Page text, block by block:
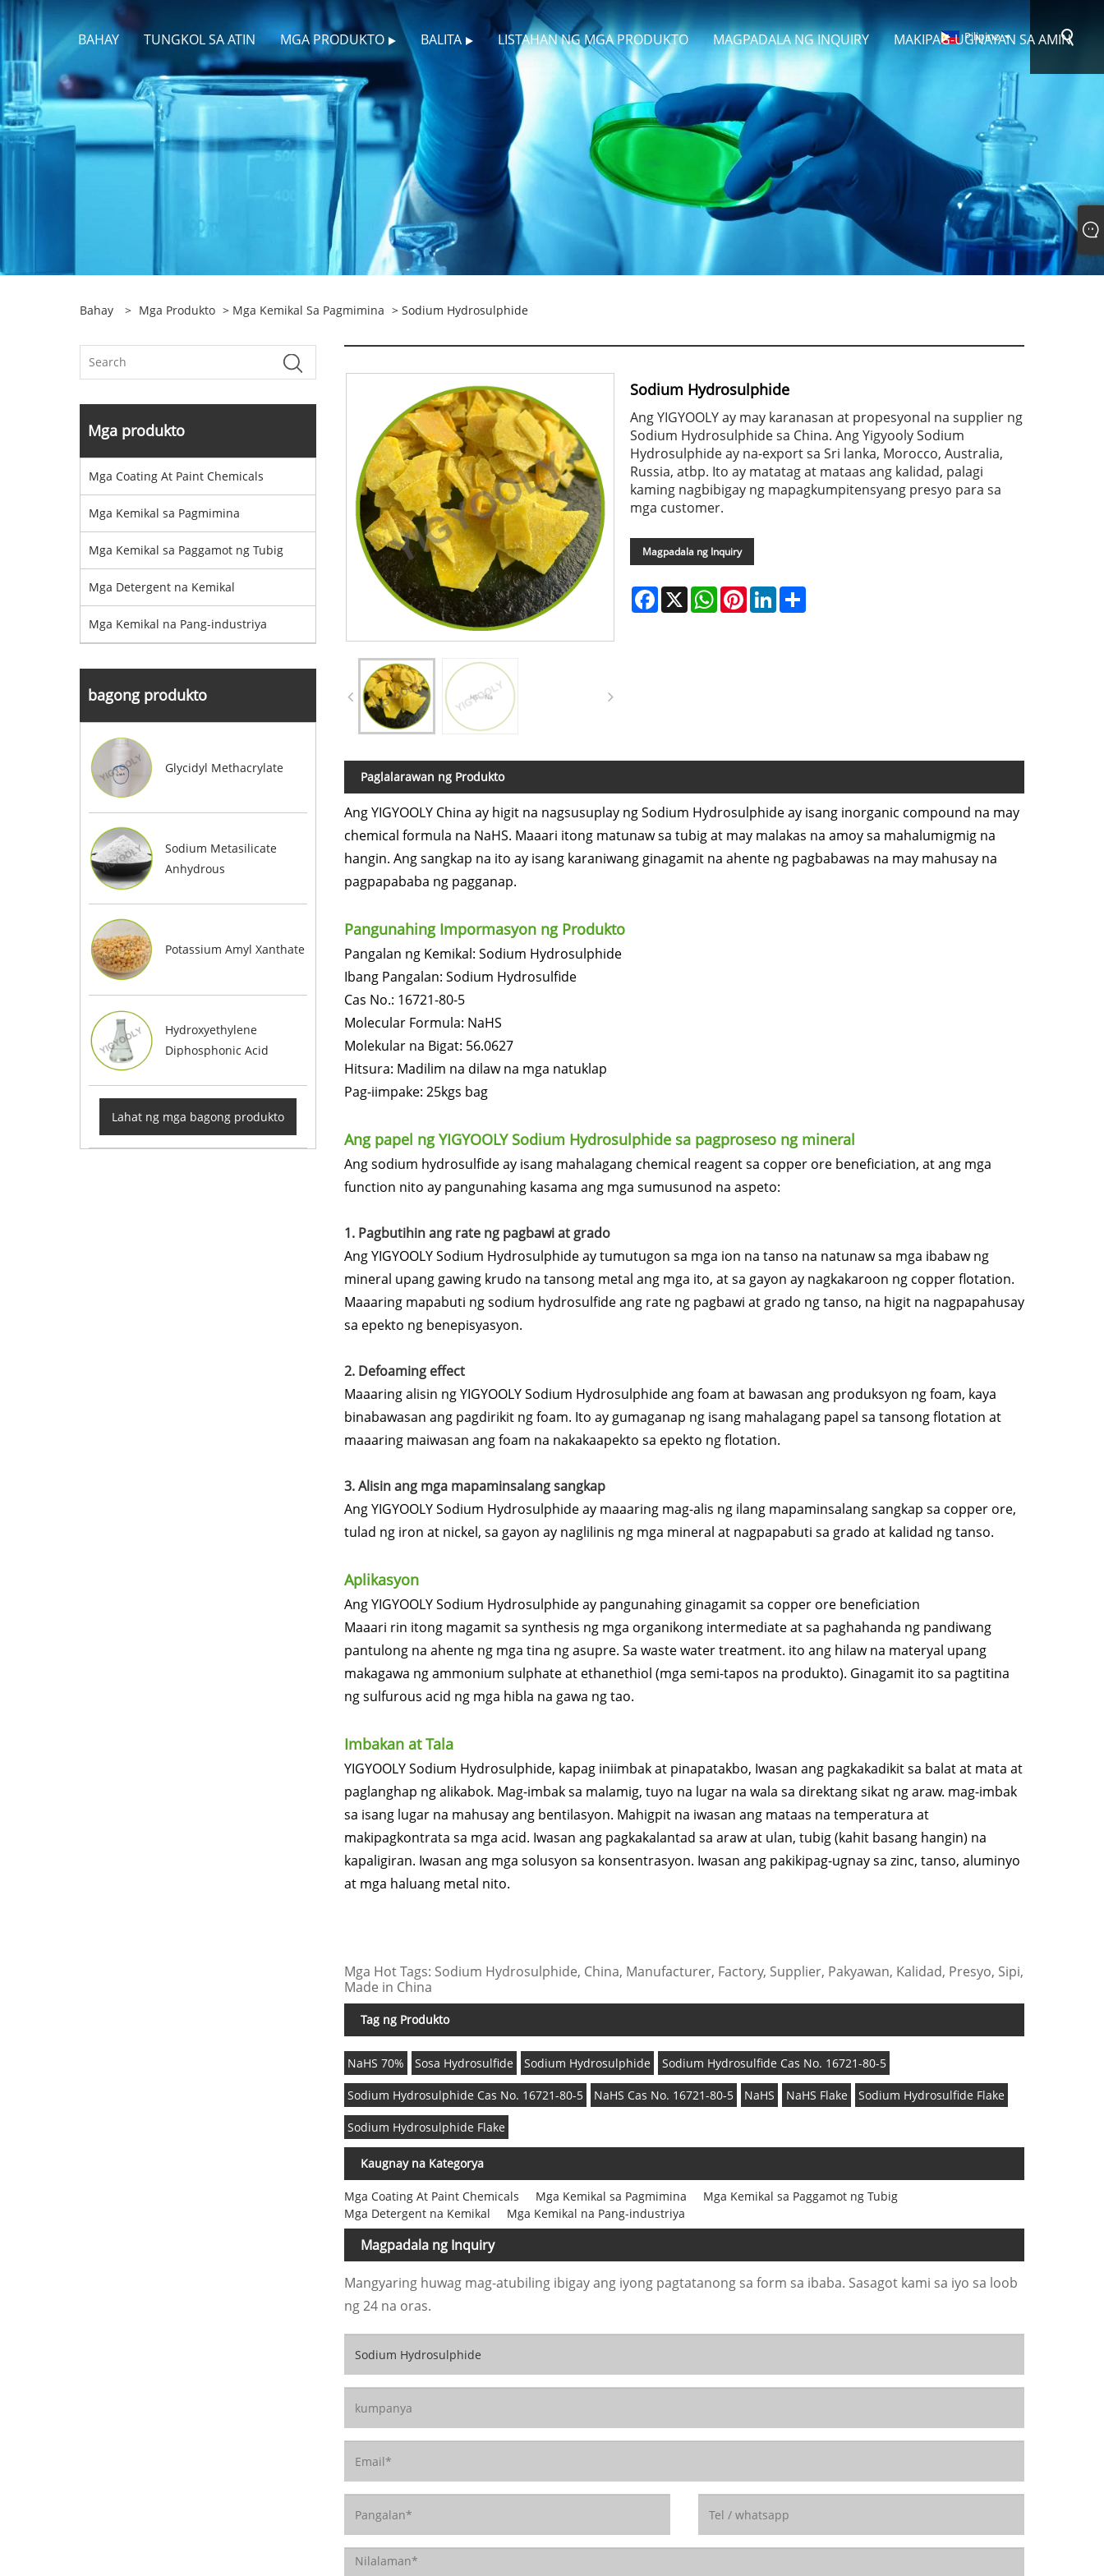
BAHAY TUNGKOL SA ATIN MGA PRODUKTO BALITA LISTAHAN NG MGA PRODUKTO MAGPADALA NG INQUIRY MAKIPAG-UGNAYAN SA AMIN
Pilipino
Bahay > Mga Produkto > Mga Kemikal Sa Pagmimina > Sodium Hydrosulphide
Mga produkto
Mga Coating At Paint Chemicals
Mga Kemikal sa Pagmimina
Mga Kemikal sa Paggamot ng Tubig
Mga Detergent na Kemikal
Mga Kemikal na Pang-industriya
bagong produkto
Glycidyl Methacrylate
Sodium Metasilicate
Anhydrous
Potassium Amyl Xanthate
Hydroxyethylene
Diphosphonic Acid
Lahat ng mga bagong produkto
Sodium Hydrosulphide
Ang YIGYOOLY ay may karanasan at propesyonal na supplier ng
Sodium Hydrosulphide sa China. Ang Yigyooly Sodium
Hydrosulphide ay na-export sa Sri lanka, Morocco, Australia,
Russia, atbp. Ito ay matatag at mataas ang kalidad, palagi
kaming nagbibigay ng mapagkumpitensyang presyo para sa
mga customer.
Magpadala ng Inquiry
Facebook
X WhatsAppPinterestLinkedInShare
Paglalarawan ng Produkto
Ang YIGYOOLY China ay higit na nagsusuplay ng Sodium Hydrosulphide ay isang inorganic compound na may
chemical formula na NaHS. Maaari itong matunaw sa tubig at may malakas na amoy sa mahalumigmig na
hangin. Ang sangkap na ito ay isang karaniwang ginagamit na ahente ng pagbabawas na may mahusay na
pagpapababa ng pagganap.
Pangunahing Impormasyon ng Produkto
Pangalan ng Kemikal: Sodium Hydrosulphide
Ibang Pangalan: Sodium Hydrosulfide
Cas No.: 16721-80-5
Molecular Formula: NaHS
Molekular na Bigat: 56.0627
Hitsura: Madilim na dilaw na mga natuklap
Pag-iimpake: 25kgs bag
Ang papel ng YIGYOOLY Sodium Hydrosulphide sa pagproseso ng mineral
Ang sodium hydrosulfide ay isang mahalagang chemical reagent sa copper ore beneficiation, at ang mga
function nito ay pangunahing kasama ang mga sumusunod na aspeto:
1. Pagbutihin ang rate ng pagbawi at grado
Ang YIGYOOLY Sodium Hydrosulphide ay tumutugon sa mga ion na tanso na natunaw sa mga ibabaw ng
mineral upang gawing krudo na tansong metal ang mga ito, at sa gayon ay nagkakaroon ng copper flotation.
Maaaring mapabuti ng sodium hydrosulfide ang rate ng pagbawi at grado ng tanso, na higit na nagpapahusay
sa epekto ng benepisyasyon.
2. Defoaming effect
Maaaring alisin ng YIGYOOLY Sodium Hydrosulphide ang foam at bawasan ang produksyon ng foam, kaya
binabawasan ang pagdirikit ng foam. Ito ay gumaganap ng isang mahalagang papel sa tansong flotation at
maaaring maiwasan ang foam na nakakaapekto sa epekto ng flotation.
3. Alisin ang mga mapaminsalang sangkap
Ang YIGYOOLY Sodium Hydrosulphide ay maaaring mag-alis ng ilang mapaminsalang sangkap sa copper ore,
tulad ng iron at nickel, sa gayon ay naglilinis ng mga mineral at nagpapabuti sa grado at kalidad ng tanso.
Aplikasyon
Ang YIGYOOLY Sodium Hydrosulphide ay pangunahing ginagamit sa copper ore beneficiation
Maaari rin itong magamit sa synthesis ng mga organikong intermediate at sa paghahanda ng pandiwang
pantulong na ahente ng mga tina ng asupre. Sa waste water treatment. ito ang hilaw na materyal upang
makagawa ng ammonium sulphate at ethanethiol (mga semi-tapos na produkto). Ginagamit ito sa pagtitina
ng sulfurous acid ng mga hibla na gawa ng tao.
Imbakan at Tala
YIGYOOLY Sodium Hydrosulphide, kapag iniimbak at pinapatakbo, Iwasan ang pagkakadikit sa balat at mata at
paglanghap ng alikabok. Mag-imbak sa malamig, tuyo na lugar na wala sa direktang sikat ng araw. mag-imbak
sa isang lugar na mahusay ang bentilasyon. Mahigpit na iwasan ang mataas na temperatura at
makipagkontrata sa mga acid. Iwasan ang pagkakalantad sa araw at ulan, tubig (kahit basang hangin) na
kapaligiran. Iwasan ang mga solusyon sa konsentrasyon. Iwasan ang pakikipag-ugnay sa zinc, tanso, aluminyo
at mga haluang metal nito.
Mga Hot Tags: Sodium Hydrosulphide, China, Manufacturer, Factory, Supplier, Pakyawan, Kalidad, Presyo, Sipi,
Made in China
Tag ng Produkto
NaHS 70% Sosa Hydrosulfide Sodium Hydrosulphide Sodium Hydrosulfide Cas No. 16721-80-5
Sodium Hydrosulphide Cas No. 16721-80-5 NaHS Cas No. 16721-80-5 NaHS NaHS Flake Sodium Hydrosulfide Flake
Sodium Hydrosulphide Flake
Kaugnay na Kategorya
Mga Coating At Paint Chemicals Mga Kemikal sa Pagmimina
Mga Kemikal sa Paggamot ng Tubig
Mga Detergent na Kemikal
Mga Kemikal na Pang-industriya
Magpadala ng Inquiry
Mangyaring huwag mag-atubiling ibigay ang iyong pagtatanong sa form sa ibaba. Sasagot kami sa iyo sa loob
ng 24 na oras.